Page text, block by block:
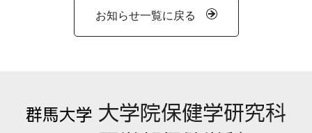
お知らせ一覧に戻る